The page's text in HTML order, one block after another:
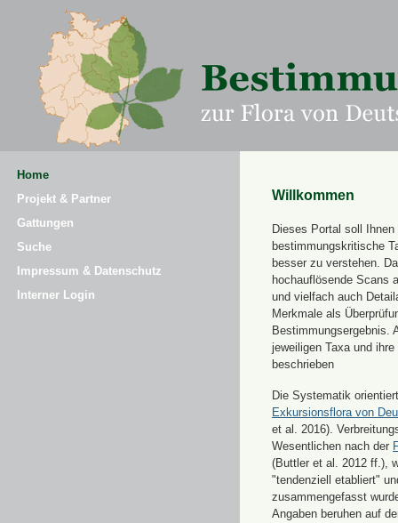
Home
Projekt & Partner
Gattungen
Suche
Impressum & Datenschutz
Interner Login
Willkommen
Dieses Portal soll Ihnen
bestimmungskritische
besser zu verstehen.
hochauflösende Scans
und vielfach auch
Merkmale als
Bestimmungsergebnis.
jeweiligen Taxa und
beschrieben
Die Systematik
Exkursionsflora von
et al. 2016).
Wesentlichen nach der
(Buttler et al. 2012 ff.),
"tendenziell etabliert"
zusammengefasst
Angaben beruhen auf